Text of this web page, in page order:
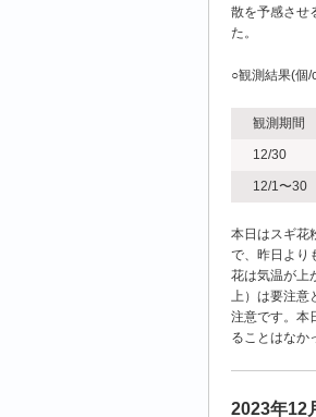
散を予感させ
た。
○観測結果(個
観測期間
12/30
12/1〜30
本日はスギ花
で、昨日より
花は気温が上
上）は要注意
注意です。本
ることはなか
2023年12